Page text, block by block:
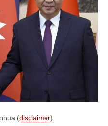
(disclaimer)